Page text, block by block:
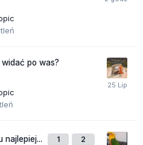
po was?
najlepiej... 1 2